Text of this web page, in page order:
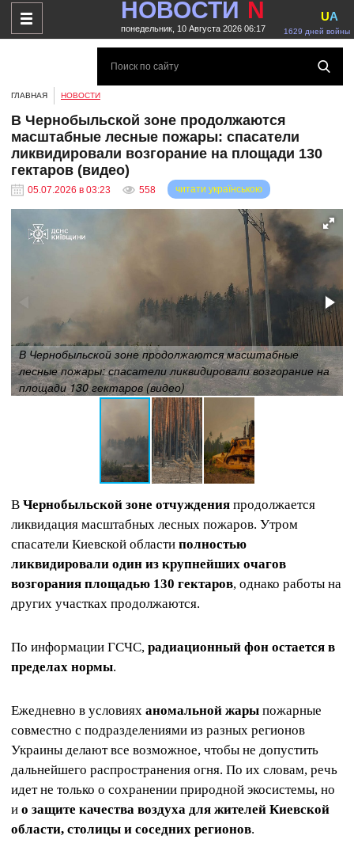
НОВОСТИ N
понедельник, 10 Августа 2026 06:17 1629 дней войны
UA
ГЛАВНАЯ НОВОСТИ
В Чернобыльской зоне продолжаются
масштабные лесные пожары: спасатели
ликвидировали возгорание на площади 130
гектаров (видео)
05.07.2026 в 03:23 558 читати українською
В Чернобыльской зоне продолжаются масштабные
лесные пожары: спасатели ликвидировали возгорание на
площади 130 гектаров (видео)
В Чернобыльской зоне отчуждения продолжается
ликвидация масштабных лесных пожаров. Утром
спасатели Киевской области полностью
ликвидировали один из крупнейших очагов
возгорания площадью 130 гектаров, однако работы на
других участках продолжаются.
По информации ГСЧС, радиационный фон остается в
пределах нормы.
Ежедневно в условиях аномальной жары пожарные
совместно с подразделениями из разных регионов
Украины делают все возможное, чтобы не допустить
дальнейшего распространения огня. По их словам, речь
идет не только о сохранении природной экосистемы, но
и о защите качества воздуха для жителей Киевской
области, столицы и соседних регионов.